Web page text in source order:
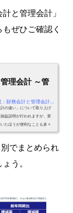
と管理会計」
ぜひご確認く
理会計 ～管
の違い」について取り上げ
益説明が行われますが、変
たほうが便利なことも多々
います。今回もよろしくお
義をみてみます。財務会計：
でまとめられ
う。